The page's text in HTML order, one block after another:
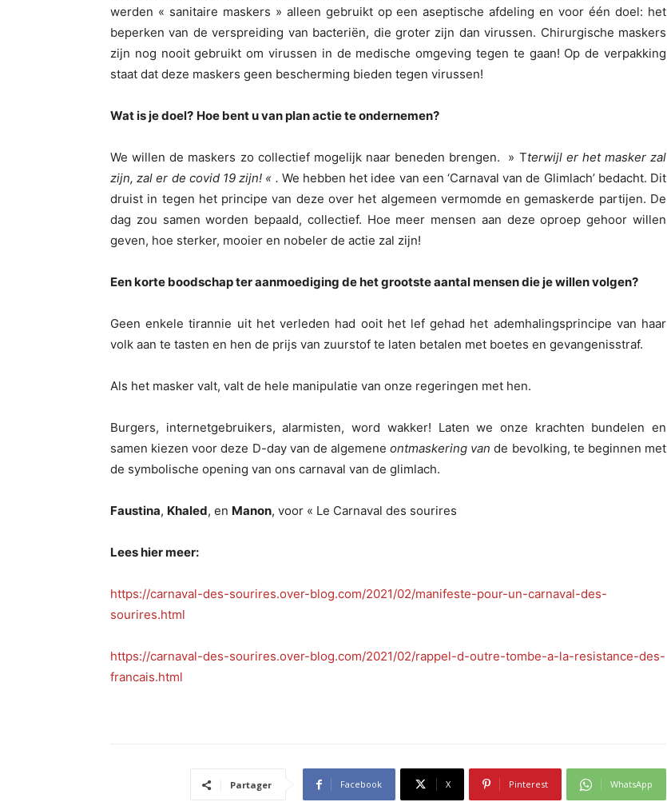
werden « sanitaire maskers » alleen gebruikt op een aseptische afdeling en voor één doel: het
beperken van de verspreiding van bacteriën, die groter zijn dan virussen. Chirurgische maskers
zijn nog nooit gebruikt om virussen in de medische omgeving tegen te gaan! Op de verpakking
staat dat deze maskers geen bescherming bieden tegen virussen!
Wat is je doel? Hoe bent u van plan actie te ondernemen?
We willen de maskers zo collectief mogelijk naar beneden brengen. » Tterwijl er het masker zal
zijn, zal er de covid 19 zijn! « . We hebben het idee van een ‘Carnaval van de Glimlach’ bedacht. Dit
druist in tegen het principe van deze over het algemeen vermomde en gemaskerde partijen. De
dag zou samen worden bepaald, collectief. Hoe meer mensen aan deze oproep gehoor willen
geven, hoe sterker, mooier en nobeler de actie zal zijn!
Een korte boodschap ter aanmoediging dehet grootste aantal mensen die je willen volgen?
Geen enkele tirannie uit het verleden had ooit het lef gehad het ademhalingsprincipe van haar
volk aan te tasten en hen de prijs van zuurstof te laten betalen met boetes en gevangenisstraf.
Als het masker valt, valt de hele manipulatie van onze regeringen met hen.
Burgers, internetgebruikers, alarmisten, word wakker! Laten we onze krachten bundelen en
samen kiezen voor deze D-day van de algemeneontmaskering van de bevolking, te beginnen met
de symbolische opening van ons carnaval van de glimlach.
Faustina, Khaled, en Manon, voor « Le Carnaval des sourires
Lees hier meer:
https://carnaval-des-sourires.over-blog.com/2021/02/manifeste-pour-un-carnaval-des-
sourires.html
https://carnaval-des-sourires.over-blog.com/2021/02/rappel-d-outre-tombe-a-la-resistance-des-
francais.html
Partager Facebook X Pinterest WhatsApp